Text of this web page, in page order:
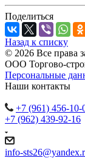
Поделиться
Назад к списку
© 2026 Все права
ООО Торгово-
Персональные
Наши контакты
+7 (961) 456-10-
+7 (962) 439-92-16
info-